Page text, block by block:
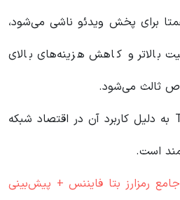
برای پخش ویدئو ناشی می‌شود،
بالاتر و کاهش هزینه‌های بالای
ثالث می‌شود.
از سوی دیگر، توکن THETA به دلیل کاربرد آن در اقتصاد شبکه
رمزارز بتا فایننس + پیش‌بینی